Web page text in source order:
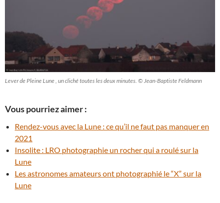
Lever de Pleine Lune , un cliché toutes les deux minutes. © Jean-Baptiste Feldmann
Vous pourriez aimer :
Rendez-vous avec la Lune : ce qu’il ne faut pas manquer en
2021
Insolite : LRO photographie un rocher qui a roulé sur la
Lune
Les astronomes amateurs ont photographié le “X” sur la
Lune